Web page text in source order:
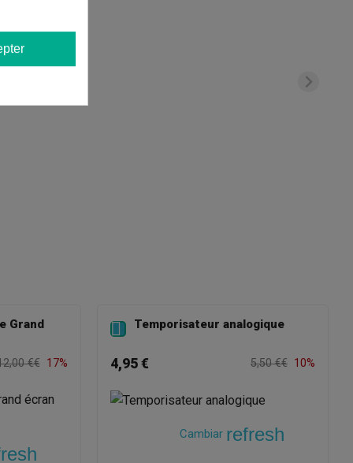
Grand
€€ 17%
 Temporisateur analogique
4,95 € 5,50 €€ 10%
Cambiar refresh